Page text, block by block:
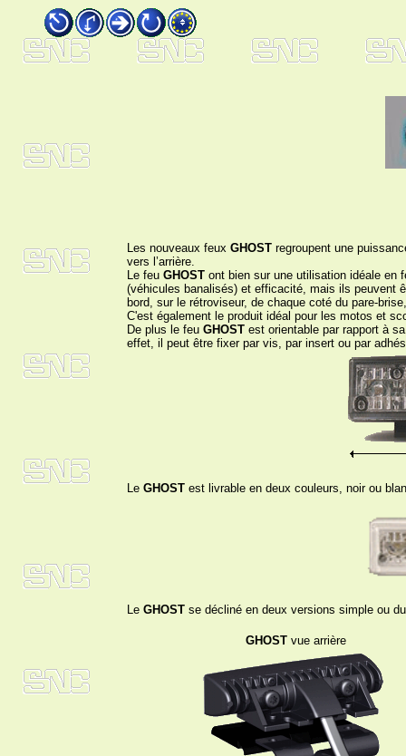
Les nouveaux feux GHOST regroupent une
vers l’arrière.
Le feu GHOST ont bien sur une utilisation idéale en
(véhicules banalisés) et efficacité, mais ils peuvent
bord, sur le rétroviseur, de chaque coté du pare-
C'est également le produit idéal pour les motos et
De plus le feu GHOST est orientable par rapport à
effet, il peut être fixer par vis, par insert ou par
Le GHOST est livrable en deux couleurs, noir ou
Le GHOST se décliné en deux versions simple ou
GHOSTvue arrière